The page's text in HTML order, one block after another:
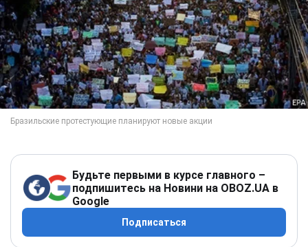
Будьте первыми в курсе главного –
подпишитесь на Новини на OBOZ.UA в
Google
Подписаться